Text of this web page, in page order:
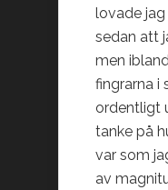
lovade
sedan att
men
fingrarna i
ordentligt
tanke på
var som
av